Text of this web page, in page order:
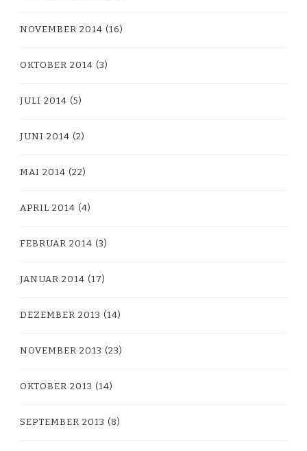
NOVEMBER 2014 (16)
OKTOBER 2014 (3)
JULI 2014 (5)
JUNI 2014 (2)
MAI 2014 (22)
APRIL 2014 (4)
FEBRUAR 2014 (3)
JANUAR 2014 (17)
DEZEMBER 2013 (14)
NOVEMBER 2013 (23)
OKTOBER 2013 (14)
SEPTEMBER 2013 (8)